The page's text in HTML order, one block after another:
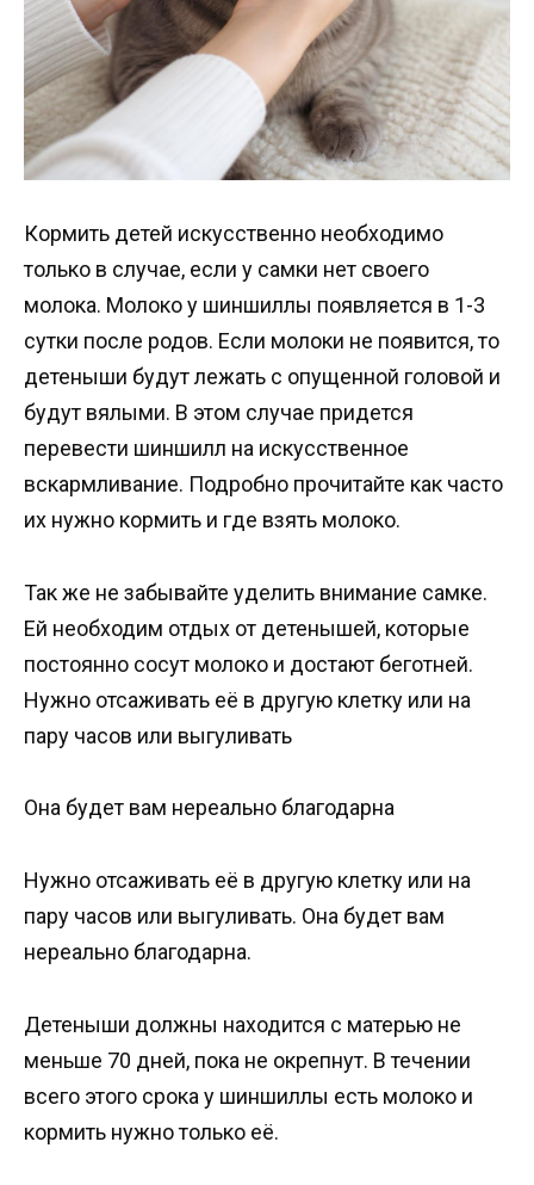
Кормить детей искусственно необходимо
только в случае, если у самки нет своего
молока. Молоко у шиншиллы появляется в 1-3
сутки после родов. Если молоки не появится, то
детеныши будут лежать с опущенной головой и
будут вялыми. В этом случае придется
перевести шиншилл на искусственное
вскармливание. Подробно прочитайте как часто
их нужно кормить и где взять молоко.
Так же не забывайте уделить внимание самке.
Ей необходим отдых от детенышей, которые
постоянно сосут молоко и достают беготней.
Нужно отсаживать её в другую клетку или на
пару часов или выгуливать
Она будет вам нереально благодарна
Нужно отсаживать её в другую клетку или на
пару часов или выгуливать. Она будет вам
нереально благодарна.
Детеныши должны находится с матерью не
меньше 70 дней, пока не окрепнут. В течении
всего этого срока у шиншиллы есть молоко и
кормить нужно только её.